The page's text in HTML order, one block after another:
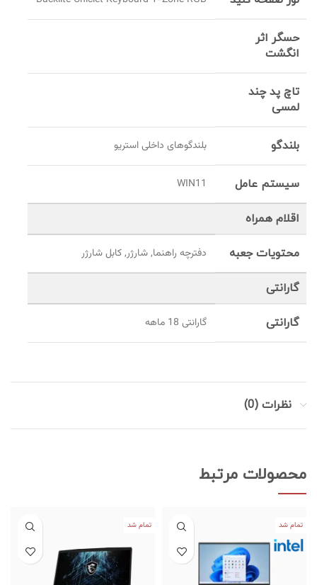
حسگر اثر
انگشت
تاچ پد چند
لمسی
بلندگو بلندگوهای داخلی استریو
سیستم عامل WIN11
اقلام همراه
محتویات جعبه دفترچه راهنما, شارژر, کابل شارژر
گارانتی
گارانتی گارانتی 18 ماهه
نظرات (0)
محصولات مرتبط
تمام شد تمام شد